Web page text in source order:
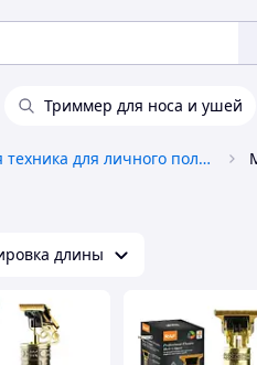
Триммер для носа и ушей
Бытовая техника для личного пользования
длины